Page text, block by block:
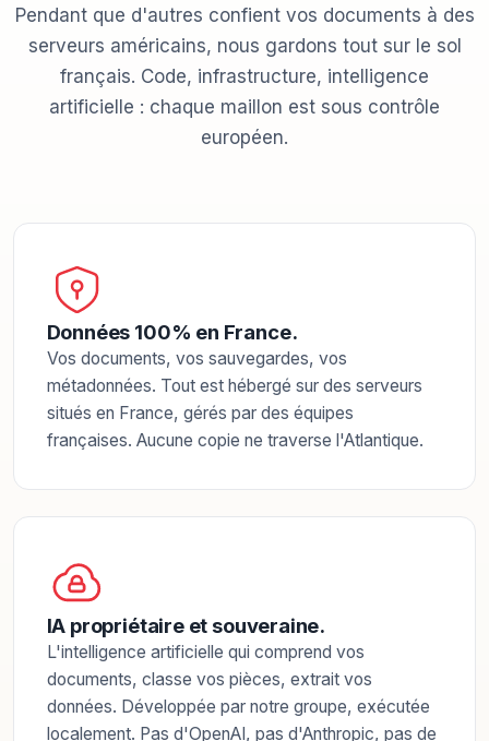
Pendant que d'autres confient vos documents à des
serveurs américains, nous gardons tout sur le sol
français. Code, infrastructure, intelligence
artificielle : chaque maillon est sous contrôle
européen.
Données 100% en France.
Vos documents, vos sauvegardes, vos
métadonnées. Tout est hébergé sur des serveurs
situés en France, gérés par des équipes
françaises. Aucune copie ne traverse l'Atlantique.
IA propriétaire et souveraine.
L'intelligence artificielle qui comprend vos
documents, classe vos pièces, extrait vos
données. Développée par notre groupe, exécutée
localement. Pas d'OpenAI, pas d'Anthropic, pas de